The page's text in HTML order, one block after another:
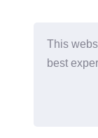
This
best